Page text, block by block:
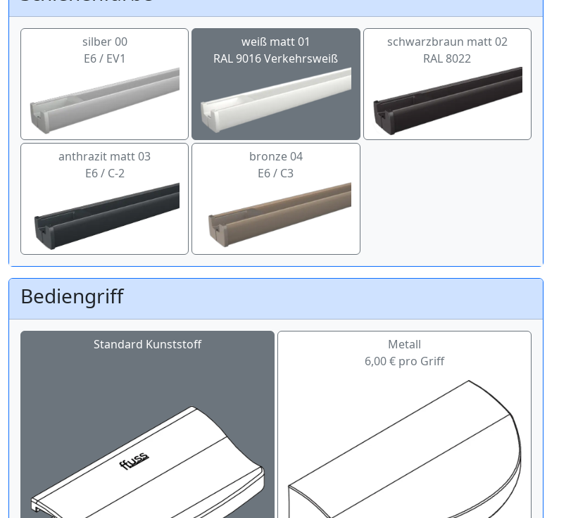
silber 00
E6 / EV1
weiß matt 01
RAL 9016 Verkehrsweiß
schwarzbraun matt 02
RAL 8022
anthrazit matt 03
E6 / C-2
bronze 04
E6 / C3
Bediengriff
Standard Kunststoff
Metall
6,00 € pro Griff